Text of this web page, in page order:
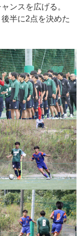
ンスを広げる。
半に2点を決めた